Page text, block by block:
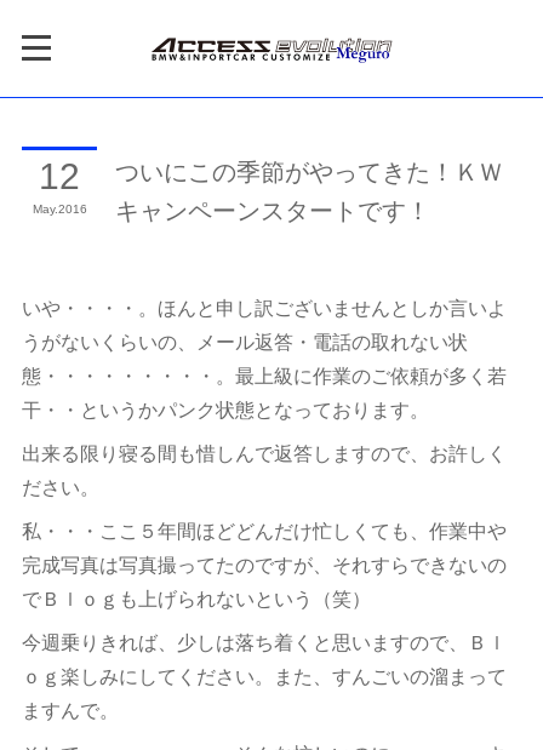
12
May 2016
ついにこの季節がやってきた！ＫＷ
キャンペーンスタートです！
いや・・・・。ほんと申し訳ございませんとしか言いよ
うがないくらいの、メール返答・電話の取れない状
態・・・・・・・・・。最上級に作業のご依頼が多く若
干・・というかパンク状態となっております。
出来る限り寝る間も惜しんで返答しますので、お許しく
ださい。
私・・・ここ５年間ほどどんだけ忙しくても、作業中や
完成写真は写真撮ってたのですが、それすらできないの
でＢｌｏｇも上げられないという（笑）
今週乗りきれば、少しは落ち着くと思いますので、Ｂｌ
ｏｇ楽しみにしてください。また、すんごいの溜まって
ますんで。